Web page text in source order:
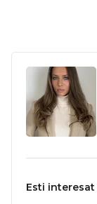
Esti